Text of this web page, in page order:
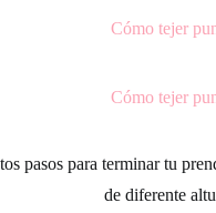
pasos para terminar tu
de diferente